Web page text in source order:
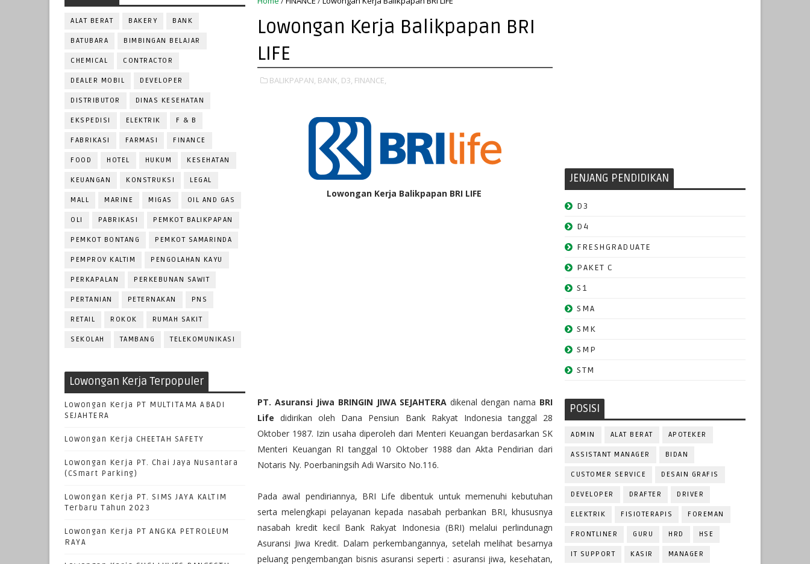
ALAT BERAT BAKERY BANK
BATUBARA BIMBINGAN BELAJAR
CHEMICAL CONTRACTOR
DEALER MOBIL DEVELOPER
DISTRIBUTOR DINAS KESEHATAN
EKSPEDISI ELEKTRIK F & B
FABRIKASI FARMASI FINANCE
FOOD HOTEL HUKUM KESEHATAN
KEUANGAN KONSTRUKSI LEGAL
MALL MARINE MIGAS OIL AND GAS
OLI PABRIKASI PEMKOT BALIKPAPAN
PEMKOT BONTANG PEMKOT SAMARINDA
PEMPROV KALTIM PENGOLAHAN KAYU
PERKAPALAN PERKEBUNAN SAWIT
PERTANIAN PETERNAKAN PNS
RETAIL ROKOK RUMAH SAKIT
SEKOLAH TAMBANG TELEKOMUNIKASI
Lowongan Kerja Terpopuler
Lowongan Kerja PT MULTITAMA ABADI
SEJAHTERA
Lowongan Kerja CHEETAH SAFETY
Lowongan Kerja PT. Chai Jaya Nusantara
(CSmart Parking)
Lowongan Kerja PT. SIMS JAYA KALTIM
Terbaru Tahun 2023
Lowongan Kerja PT ANGKA PETROLEUM
RAYA
Lowongan Kerja Balikpapan BRI
LIFE
BALIKPAPAN, BANK, D3, FINANCE,
Lowongan Kerja Balikpapan BRI LIFE
PT. Asuransi Jiwa BRINGIN JIWA SEJAHTERAdikenal dengan nama BRI
Lifedidirikan oleh Dana Pensiun Bank Rakyat Indonesia tanggal 28
Oktober 1987. Izin usaha diperoleh dari Menteri Keuangan berdasarkan SK
Menteri Keuangan RI tanggal 10 Oktober 1988 dan Akta Pendirian dari
Notaris Ny. Poerbaningsih Adi Warsito No.116.
Pada awal pendiriannya, BRI Life dibentuk untuk memenuhi kebutuhan
serta melengkapi pelayanan kepada nasabah perbankan BRI, khususnya
nasabah kredit kecil Bank Rakyat Indonesia (BRI) melalui perlindunagn
Asuransi Jiwa Kredit. Dalam perkembangannya, setelah melihat besarnya
peluang pengembangan bisnis asuransi seperti : asuransi jiwa, kesehatan,
JENJANG PENDIDIKAN
D3
D4
FRESHGRADUATE
PAKET C
S1
SMA
SMK
SMP
STM
POSISI
ADMIN ALAT BERAT APOTEKER
ASSISTANT MANAGER BIDAN
CUSTOMER SERVICE DESAIN GRAFIS
DEVELOPER DRAFTER DRIVER
ELEKTRIK FISIOTERAPIS FOREMAN
FRONTLINER GURU HRD HSE
IT SUPPORT KASIR MANAGER